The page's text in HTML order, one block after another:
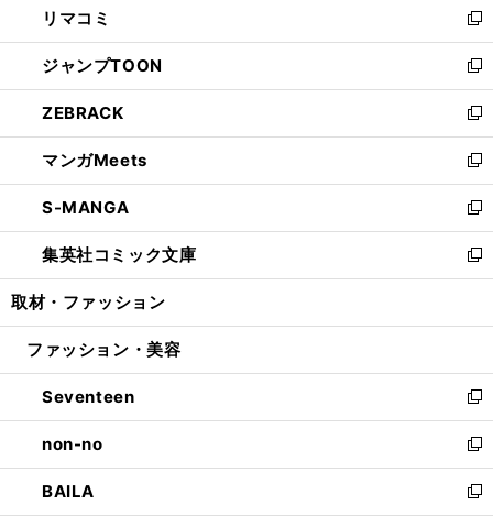
で
開
く
ド
ウ
で
開
く
ィ
ン
ド
ウ
で
開
く
い
ウ
ィ
ン
ド
ウ
で
開
く
リマコミ
新
し
い
ウ
ィ
ン
ド
ウ
で
開
く
ジャンプTOON
新
し
い
ウ
ィ
ン
ド
ウ
で
開
ZEBRACK
新
し
い
ウ
ィ
ン
ド
ウ
開
マンガMeets
新
し
い
ウ
ィ
ン
ウ
開
く
S-MANGA
新
し
い
ウ
ン
ウ
で
開
く
集英社コミック文庫
新
し
ウ
ン
ド
ウ
で
開
く
取材・ファッション
ファッション・美容
Seventeen
新
し
い
ウ
ィ
non-no
新
し
い
BAILA
新